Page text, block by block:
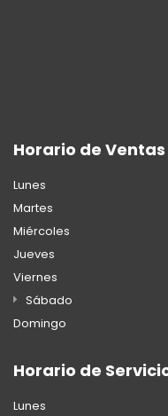
Horario de Ventas
Lunes
Martes
Miércoles
Jueves
Viernes
Sábado
Domingo
Horario de
Lunes